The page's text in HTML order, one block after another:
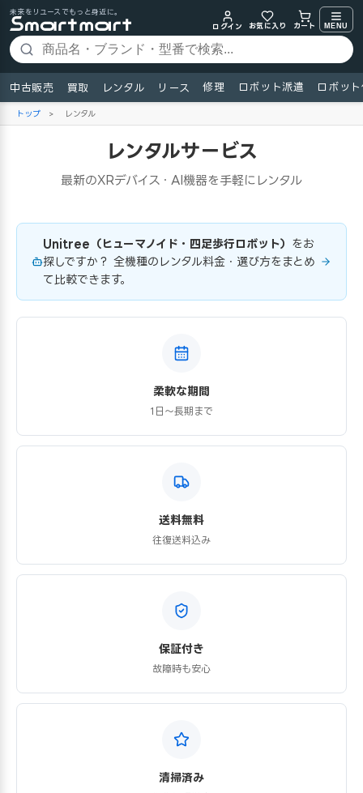
未来をリユースでもっと身近に。
ログイン
お気に入り カート MENU
中古販売 買取 レンタル リース 修理 ロボット派遣 ロボッ
トップ > レンタル
レンタルサービス
最新のXRデバイス・AI機器を手軽にレンタル
Unitree（ヒューマノイド・四足歩行ロボット） をお
探しですか？ 全機種のレンタル料金・選び方をまとめ
て比較できます。
柔軟な期間
1日〜長期まで
送料無料
往復送料込み
保証付き
故障時も安心
清掃済み